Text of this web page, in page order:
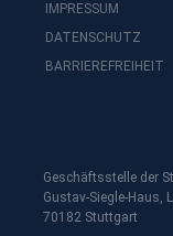
IMPRESSUM
DATENSCHUTZ
BARRIEREFREIHEIT
Geschäftsstelle der
Gustav-Siegle-Haus,
70182 Stuttgart